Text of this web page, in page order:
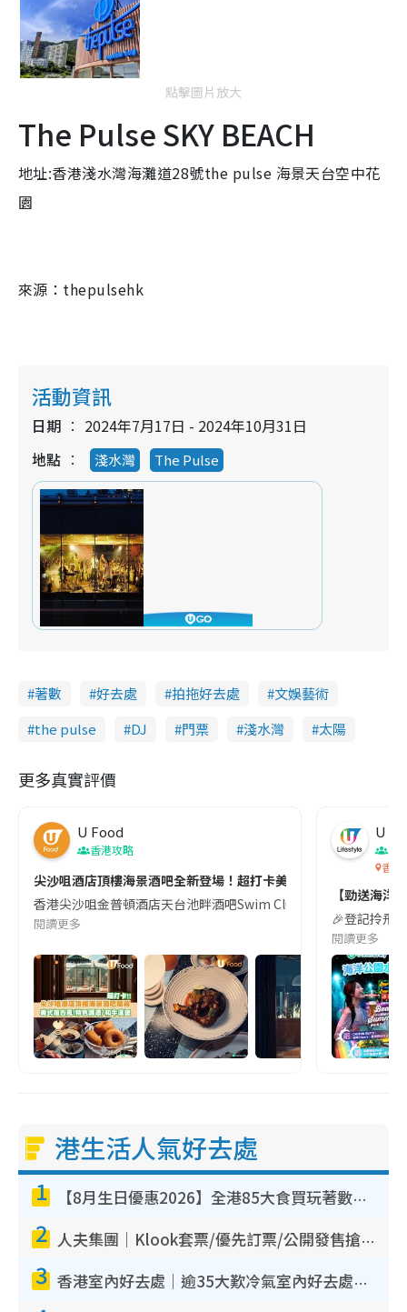
點擊圖片放大
The Pulse SKY BEACH
地址:香港淺水灣海灘道28號the pulse 海景天台空中花
園
來源：thepulsehk
活動資訊
日期
2024年7月17日 - 2024年10月31日
地點
淺水灣 The Pulse
著數 好去處 拍拖好去處
文娛藝術
the pulse
DJ 門票 淺水灣 太陽
更多真實評價
U Food
香港攻略
尖沙咀酒店頂樓海景酒吧全新登場！超打卡美式復古風/特色調酒/
香港尖沙咀金普頓酒店天台池畔酒吧Swim Club正式開幕！
閱讀更多
U
香港
【勁送海
🎉登記拎飛
閱讀更多
港生活人氣好去處
1 【8月生日優惠2026】全港85大食買玩著數攻略 自助餐/火鍋放題同行免費＋誠品/DONKI送現金券
2 人夫集團｜Klook套票/優先訂票/公開發售搶飛攻略！附票價.購票連結.場地座位表
3 香港室內好去處｜逾35大歎冷氣室內好去處推介 室內活動免費避雨無懼落雨